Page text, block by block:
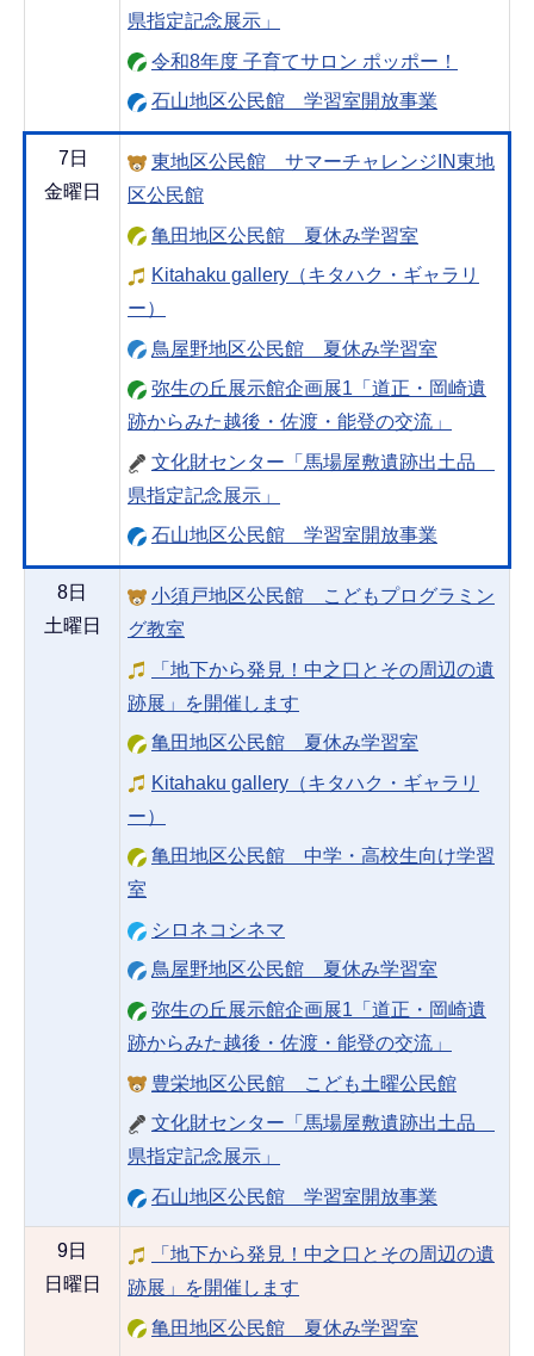
県指定記念展示」
令和8年度 子育てサロン ポッポー！
石山地区公民館 学習室開放事業
7日
金曜日
東地区公民館 サマーチャレンジIN東地
区公民館
亀田地区公民館 夏休み学習室
Kitahaku gallery（キタハク・ギャラリ
ー）
鳥屋野地区公民館 夏休み学習室
弥生の丘展示館企画展1「道正・岡崎遺
跡からみた越後・佐渡・能登の交流」
文化財センター「馬場屋敷遺跡出土品
県指定記念展示」
石山地区公民館 学習室開放事業
8日
土曜日
小須戸地区公民館 こどもプログラミン
グ教室
「地下から発見！中之口とその周辺の遺
跡展」を開催します
亀田地区公民館 夏休み学習室
Kitahaku gallery（キタハク・ギャラリ
ー）
亀田地区公民館 中学・高校生向け学習
室
シロネコシネマ
鳥屋野地区公民館 夏休み学習室
弥生の丘展示館企画展1「道正・岡崎遺
跡からみた越後・佐渡・能登の交流」
豊栄地区公民館 こども土曜公民館
文化財センター「馬場屋敷遺跡出土品
県指定記念展示」
石山地区公民館 学習室開放事業
9日
日曜日
「地下から発見！中之口とその周辺の遺
跡展」を開催します
亀田地区公民館 夏休み学習室